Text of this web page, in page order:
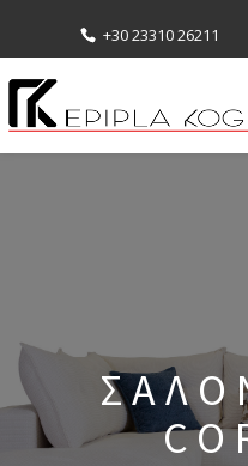
+30 23310 26211